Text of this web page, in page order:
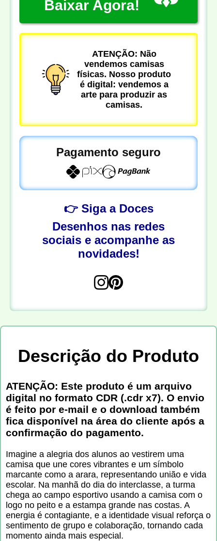
Baixar Agora!
ATENÇÃO: Não
vendemos camisas
físicas. Nosso produto
é digital: vendemos a
arte para produzir as
camisas.
Pagamento seguro
👉 Siga a Doces
Desenhos nas redes
sociais e acompanhe as
novidades!
Descrição do Produto
ATENÇÃO: Este produto é um arquivo
digital no formato CDR (.cdr x7). O envio
é feito por e-mail e o download também
fica disponível na área do cliente após a
confirmação do pagamento.
Imagine a alegria dos alunos ao vestirem uma
camisa que une cores vibrantes e um símbolo
marcante como a arara, representando união e vida
escolar. Na manhã do dia do interclasse, a turma
chega ao campo esportivo usando a camisa com o
logo no peito e a estampa grande nas costas. A
energia é contagiante, e a identidade visual reforça o
sentimento de grupo e colaboração, tornando cada
momento ainda mais especial.